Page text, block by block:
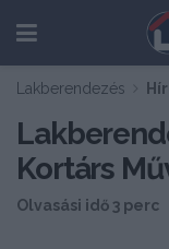
Lakberendezés
Kortárs
Olvasási idő 3 perc